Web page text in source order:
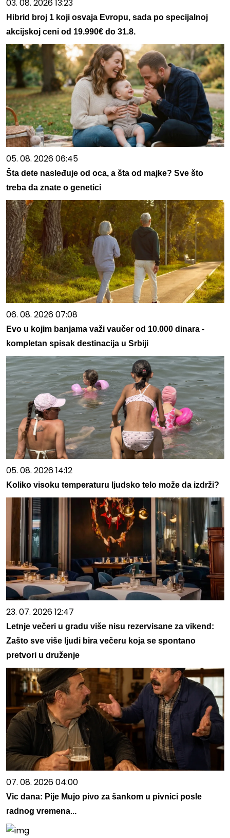
03. 08. 2026 13:23
Hibrid broj 1 koji osvaja Evropu, sada po specijalnoj
akcijskoj ceni od 19.990€ do 31.8.
05. 08. 2026 06:45
Šta dete nasleđuje od oca, a šta od majke? Sve što
treba da znate o genetici
06. 08. 2026 07:08
Evo u kojim banjama važi vaučer od 10.000 dinara -
kompletan spisak destinacija u Srbiji
05. 08. 2026 14:12
Koliko visoku temperaturu ljudsko telo može da izdrži?
23. 07. 2026 12:47
Letnje večeri u gradu više nisu rezervisane za vikend:
Zašto sve više ljudi bira večeru koja se spontano
pretvori u druženje
07. 08. 2026 04:00
Vic dana: Pije Mujo pivo za šankom u pivnici posle
radnog vremena...